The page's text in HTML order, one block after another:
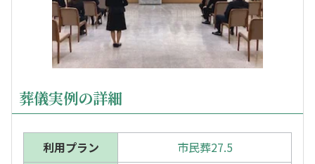
葬儀実例の詳細
利用プラン
市民葬27.5